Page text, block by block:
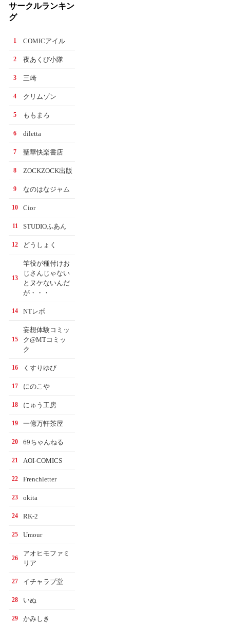
サークルランキン
グ
1 COMICアイル
2 夜あくび小隊
3 三崎
4 クリムゾン
5 ももまろ
6 diletta
7 聖華快楽書店
8 ZOCKZOCK出版
9 なのはなジャム
10 Cior
11 STUDIOふあん
12 どうしょく
13
竿役が種付けお
じさんじゃない
とヌケないんだ
が・・・
14 NTレボ
15
妄想体験コミッ
ク@MTコミッ
ク
16 くすりゆび
17 にのこや
18 にゅう工房
19 一億万軒茶屋
20 69ちゃんねる
21 AOI-COMICS
22 Frenchletter
23 okita
24 RK-2
25 Umour
26
アオヒモファミ
リア
27 イチャラブ堂
28 いぬ
29 かみしき